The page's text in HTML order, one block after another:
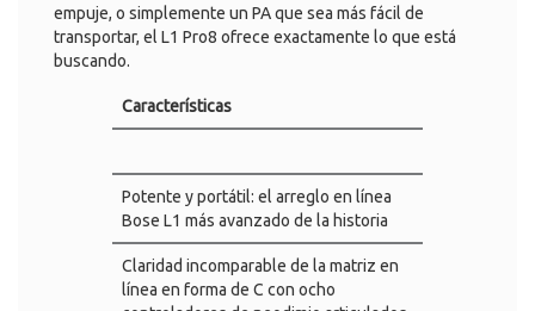
empuje, o simplemente un PA que sea más fácil de
transportar, el L1 Pro8 ofrece exactamente lo que está
buscando.
Características
Potente y portátil: el arreglo en línea
Bose L1 más avanzado de la historia
Claridad incomparable de la matriz en
línea en forma de C con ocho